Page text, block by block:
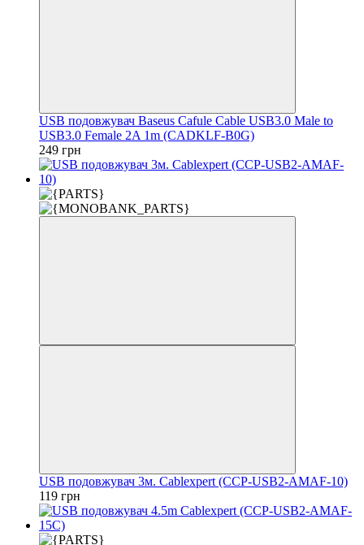
USB подовжувач Baseus Cafule Cable USB3.0 Male to
USB3.0 Female 2A 1m (CADKLF-B0G)
249 грн
USB подовжувач 3м. Cablexpert (CCP-USB2-AMAF-10)
119 грн